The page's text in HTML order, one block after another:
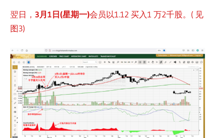
翌日， 3月1日(星期一)会员以1.12 买入1 万2千股。( 见
图3)